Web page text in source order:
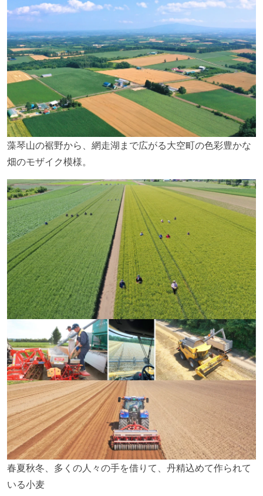
藻琴山の裾野から、網走湖まで広がる大空町の色彩豊かな
畑のモザイク模様。
春夏秋冬、多くの人々の手を借りて、丹精込めて作られて
いる小麦